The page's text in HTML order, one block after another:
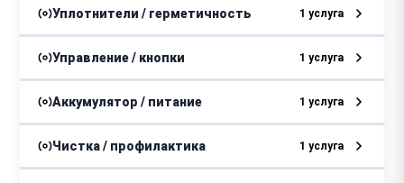
Замена планки
от 1 часа
от 1000 ₽
Уплотнители / герметичность 1 услуга
Замена прокладки
от 30 минут
от 500 ₽
Управление / кнопки 1 услуга
Замена панели управления
1 - 2 часа
от 2000 ₽
Аккумулятор / питание 1 услуга
Замена шнура
от 30 минут
от 500 ₽
Чистка / профилактика 1 услуга